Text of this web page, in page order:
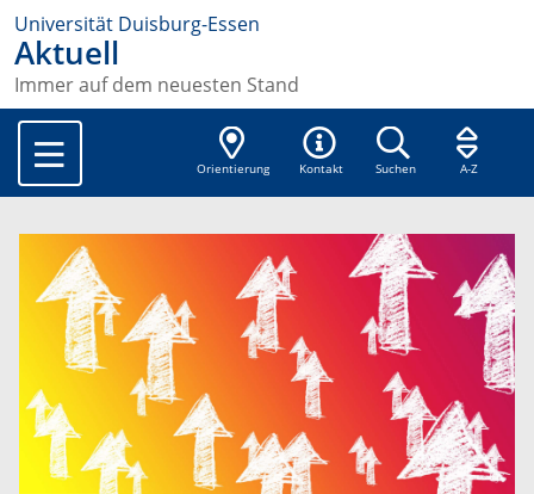
Universität Duisburg-Essen
Aktuell
Immer auf dem neuesten Stand
Orientierung Kontakt Suchen A-Z